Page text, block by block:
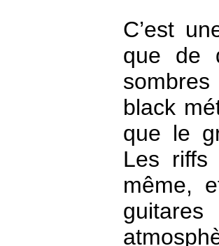
C’est
que de
black
que le
Les riffs
même,